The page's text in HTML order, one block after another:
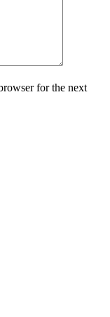
for the next